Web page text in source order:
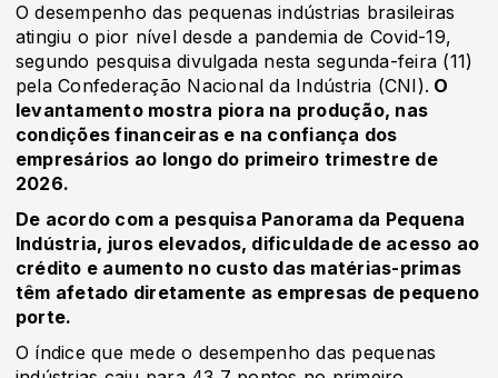
O desempenho das pequenas indústrias brasileiras
atingiu o pior nível desde a pandemia de Covid-19,
segundo pesquisa divulgada nesta segunda-feira (11)
pela Confederação Nacional da Indústria (CNI). O
levantamento mostra piora na produção, nas
condições financeiras e na confiança dos
empresários ao longo do primeiro trimestre de
2026.
De acordo com a pesquisa Panorama da Pequena
Indústria, juros elevados, dificuldade de acesso ao
crédito e aumento no custo das matérias-primas
têm afetado diretamente as empresas de pequeno
porte.
O índice que mede o desempenho das pequenas